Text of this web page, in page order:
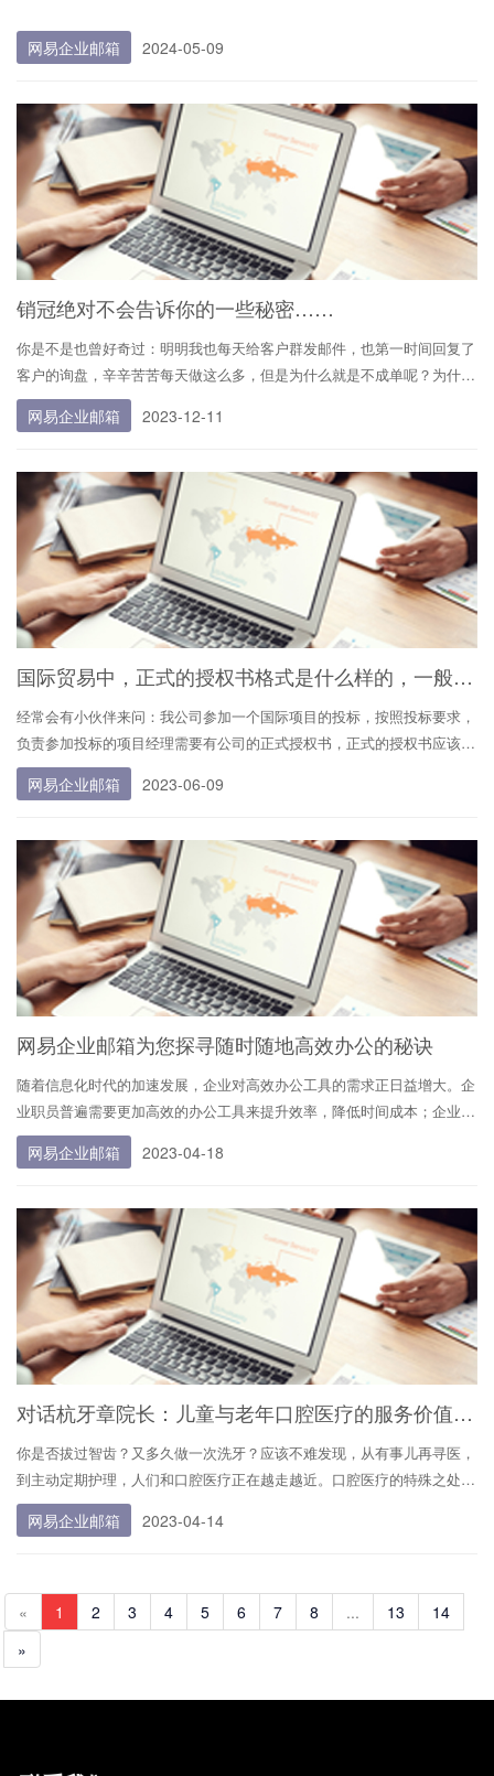
企业邮箱在现代商业活动中扮演着至关重要的角色，它不仅是企业内部沟
通的重要桥梁，也是与客户、合作伙伴进行正式、专业交流的官方渠道。
内部沟通与协作：企业邮箱便于员工之间的工作交流，如分配任务、汇报
工作进度、讨论项目细节等。它有助于维护一个正式且有记录的沟通环
境，方便日后查阅和追溯。
客户沟通：通过企业邮箱与客户进行沟通，可以展现公司的专业形象，增
强客户的信任感。无论是客户服务、销售咨询还是合作伙伴洽谈，统一的
企业邮箱后缀都能提升企业的品牌识别度。
业务推广与营销：企业邮箱常用于发送新闻稿、产品更新、促销信息或定
期通讯，帮助公司有效地触达目标受众，进行市场推广和品牌建设。
文件共享与管理：大多数企业邮箱服务支持大附件发送或云存储集成，便
日程管理与会议安排：结合日历功能，企业邮箱可以帮助员工安排会议、
设置提醒、邀请同事参加活动等，有效管理个人及团队的时间和日程。
安全管理与合规性：企业邮箱通常配备有高级的安全措施，如反垃圾邮
件、防病毒保护、数据加密以及符合行业规定的邮件存档功能，确保通信
安全并满足法律法规要求。
统一形象与品牌塑造：所有员工使用同一域名的邮箱地址，对外传达了一
致性和专业性，有助于塑造和强化品牌形象。
远程工作与全球化运营：特别是在当前远程办公趋势下，企业邮箱成为连
接全球员工的关键工具，确保信息即时传递，维持高效运作。
综上所述，企业邮箱的价值体现在提升沟通效率、增强品牌形象、保证信
息安全、促进团队协作等多个方面，是现代企业不可或缺的通信基础设
施。
网易企业邮箱 2024-05-09
销冠绝对不会告诉你的一些秘密……
你是不是也曾好奇过：明明我也每天给客户群发邮件，也第一时间回复了
客户的询盘，辛辛苦苦每天做这么多，但是为什么就是不成单呢？为什么
那些销冠看起来毫不费力，却业绩稳稳地居高不下？ 原因是，你可能不
会“运营”你的客户。 今天就为大家带来一些外贸销冠绝对不会告诉你的一
网易企业邮箱 2023-12-11
国际贸易中，正式的授权书格式是什么样的，一般包括哪些内容?
经常会有小伙伴来问：我公司参加一个国际项目的投标，按照投标要求，
负责参加投标的项目经理需要有公司的正式授权书，正式的授权书应该包
括哪些内容？今天就为大家提供中英授权书模板，仅供参考。授权书格式
（参考模板） 本授权书声明： 公司（工厂）的（法人代表姓名、职务）
网易企业邮箱 2023-06-09
网易企业邮箱为您探寻随时随地高效办公的秘诀
随着信息化时代的加速发展，企业对高效办公工具的需求正日益增大。企
业职员普遍需要更加高效的办公工具来提升效率，降低时间成本；企业管
理人员则需要完善的、专业的技术支持来保障信息化工具的稳定使用。接
下来，我们将为您探秘名企精英保持随时随地高效办公的秘诀。 网易企
网易企业邮箱 2023-04-18
对话杭牙章院长：儿童与老年口腔医疗的服务价值驱动 | 口腔行业观察
你是否拔过智齿？又多久做一次洗牙？应该不难发现，从有事儿再寻医，
到主动定期护理，人们和口腔医疗正在越走越近。口腔医疗的特殊之处，
在于它兼具医疗和消费的双重属性，既要满足相关疾病预防和诊疗的严肃
需求，又要提供保健、美容等消费类医疗服务。艾瑞咨询最新的发布数据
网易企业邮箱 2023-04-14
« 1 2 3 4 5 6 7 8 ... 13
14
»